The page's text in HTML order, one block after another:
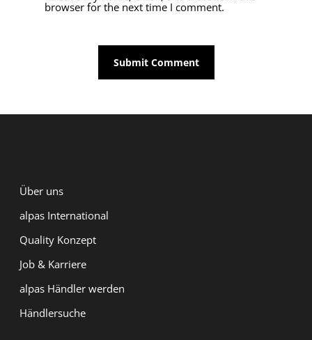
browser for the next time I comment.
Über uns
alpas International
Quality Konzept
Job & Karriere
alpas Händler werden
Händlersuche